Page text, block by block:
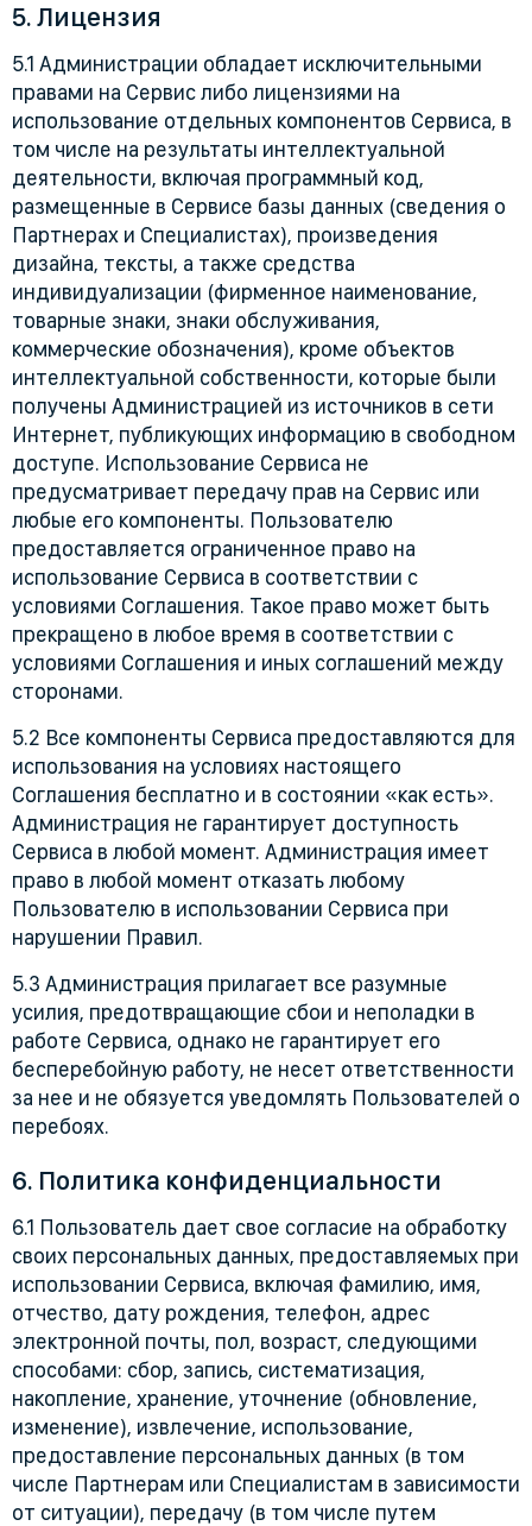
5. Лицензия
5.1 Администрации обладает исключительными
правами на Сервис либо лицензиями на
использование отдельных компонентов Сервиса, в
том числе на результаты интеллектуальной
деятельности, включая программный код,
размещенные в Сервисе базы данных (сведения о
Партнерах и Специалистах), произведения
дизайна, тексты, а также средства
индивидуализации (фирменное наименование,
товарные знаки, знаки обслуживания,
коммерческие обозначения), кроме объектов
интеллектуальной собственности, которые были
получены Администрацией из источников в сети
Интернет, публикующих информацию в свободном
доступе. Использование Сервиса не
предусматривает передачу прав на Сервис или
любые его компоненты. Пользователю
предоставляется ограниченное право на
использование Сервиса в соответствии с
условиями Соглашения. Такое право может быть
прекращено в любое время в соответствии с
условиями Соглашения и иных соглашений между
сторонами.
5.2 Все компоненты Сервиса предоставляются для
использования на условиях настоящего
Соглашения бесплатно и в состоянии «как есть».
Администрация не гарантирует доступность
Сервиса в любой момент. Администрация имеет
право в любой момент отказать любому
Пользователю в использовании Сервиса при
нарушении Правил.
5.3 Администрация прилагает все разумные
усилия, предотвращающие сбои и неполадки в
работе Сервиса, однако не гарантирует его
бесперебойную работу, не несет ответственности
за нее и не обязуется уведомлять Пользователей о
перебоях.
6. Политика конфиденциальности
6.1 Пользователь дает свое согласие на обработку
своих персональных данных, предоставляемых при
использовании Сервиса, включая фамилию, имя,
отчество, дату рождения, телефон, адрес
электронной почты, пол, возраст, следующими
способами: сбор, запись, систематизация,
накопление, хранение, уточнение (обновление,
изменение), извлечение, использование,
предоставление персональных данных (в том
числе Партнерам или Специалистам в зависимости
от ситуации), передачу (в том числе путем